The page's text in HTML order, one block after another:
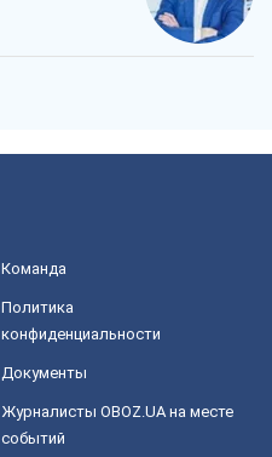
Команда
Политика
конфиденциальности
Документы
Журналисты OBOZ.UA на месте
событий